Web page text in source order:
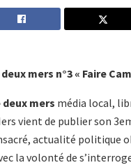
mers n°3 « Faire
deux mers média local,
vient de publier son
actualité politique
la volonté de